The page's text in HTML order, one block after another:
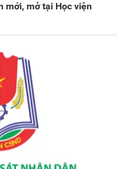
mới, mở tại Học viện